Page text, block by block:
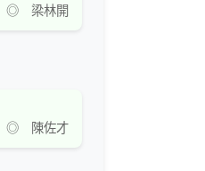
◎ 梁林開
◎ 陳佐才